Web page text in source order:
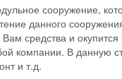
сооружение,
данного
средства и
компании. В данную
и т.д.